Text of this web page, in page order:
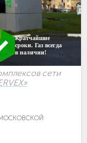
Кратчайшие
сроки. Газ всегда
в наличии!
сети